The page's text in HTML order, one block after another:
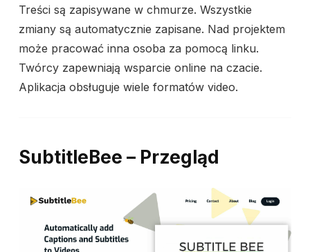
Treści są zapisywane w chmurze. Wszystkie
zmiany są automatycznie zapisane. Nad projektem
może pracować inna osoba za pomocą linku.
Twórcy zapewniają wsparcie online na czacie.
Aplikacja obsługuje wiele formatów video.
SubtitleBee – Przegląd